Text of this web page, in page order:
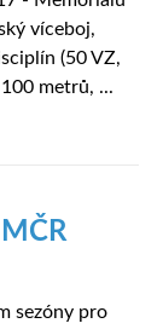
víceboj,
(50 VZ,
metrů, ...
sezóny pro